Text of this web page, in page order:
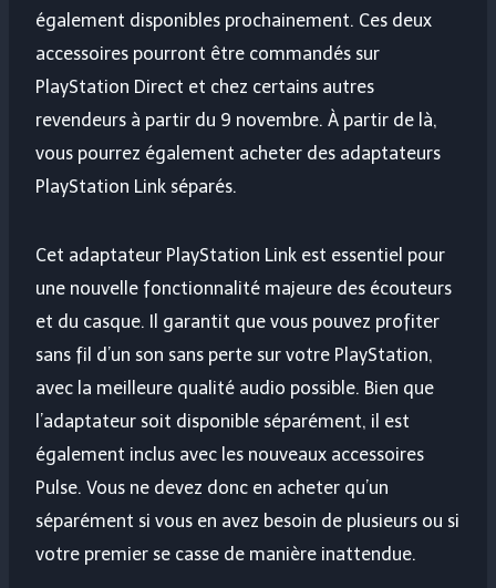
également disponibles prochainement. Ces deux
accessoires pourront être commandés sur
PlayStation Direct et chez certains autres
revendeurs à partir du 9 novembre. À partir de là,
vous pourrez également acheter des adaptateurs
PlayStation Link séparés.
Cet adaptateur PlayStation Link est essentiel pour
une nouvelle fonctionnalité majeure des écouteurs
et du casque. Il garantit que vous pouvez profiter
sans fil d’un son sans perte sur votre PlayStation,
avec la meilleure qualité audio possible. Bien que
l’adaptateur soit disponible séparément, il est
également inclus avec les nouveaux accessoires
Pulse. Vous ne devez donc en acheter qu’un
séparément si vous en avez besoin de plusieurs ou si
votre premier se casse de manière inattendue.